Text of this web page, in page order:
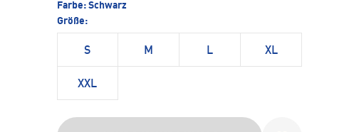
Farbe: Schwarz
Größe:
S M L XL
XXL